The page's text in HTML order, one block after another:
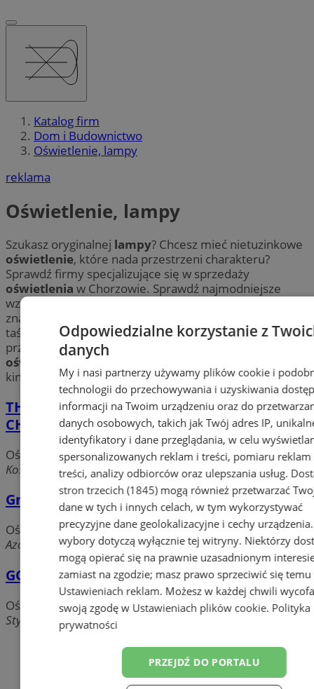
Katalog firm
Dom i Budownictwo
Oświetlenie, lampy
reklama
Oświetlenie, lampy
Szukasz oryginalnej lampy? Chcesz mieć nietuzinkowe
oświetlenie, które nada przestrzeni charakteru?
Sprawdź firmy specjalizujące się w sprzedaży
oświetlenia w Chorzowie. Sprawdź najmodniejsze
wzory
znaleźć m.in. lampy, żarówki, akcesoria elektryczne,
taśmy i paski LED oraz przewody. Poznaj najlepsze
przedsiębiorstwa w mieście Chorzów, gdzie zamówisz
oświetlenie techniczne
kinkiety i wiele więcej.
THORN LIGHTING Biuro Handlowe
CHORZÓW
Oświetlenie, lampy
Kościuszki, 41-500 Chorzów
Greenlux Sp. z o.o.
Oświetlenie, lampy
Azotowa, 41-503 Chorzów
GOLLAND
Oświetlenie, lampy
Styczyńskiego, 41-500 Chorzów
Pozostałe firmy w kategorii
Odpowiedzialne korzystanie z
danych
My i nasi partnerzy używamy plików cookie i
technologii do przechowywania i uzyskiwania
informacji na Twoim urządzeniu oraz do
danych osobowych, takich jak Twój adres IP,
identyfikatory i dane przeglądania, w celu
spersonalizowanych reklam i treści, pomiaru reklam
treści, analizy odbiorców oraz ulepszania usług.
stron trzecich (1845)mogą również przetwarzać
dane w tych i innych celach, w tym wykorzystywać
precyzyjne dane geolokalizacyjne i cechy
wybory dotyczą wyłącznie tej witryny. Niektórzy
mogą opierać się na prawnie uzasadnionym
zamiast na zgodzie; masz prawo sprzeciwić się temu
Ustawieniach reklam. Możesz w każdej chwili
swoją zgodę w Ustawieniach plików cookie. Polityka
prywatności
PRZEJDŹ DO PORTALU